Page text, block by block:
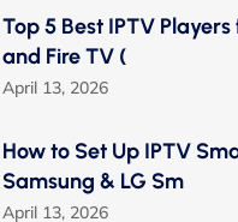
Top 5 Best IPTV
and Fire TV (
April 13, 2026
How to Set Up IPTV
Samsung & LG Sm
April 13, 2026